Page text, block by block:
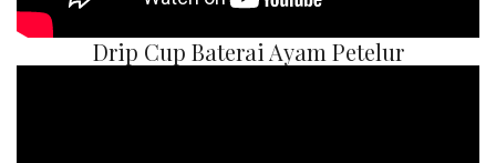
Drip Cup Baterai Ayam Petelur